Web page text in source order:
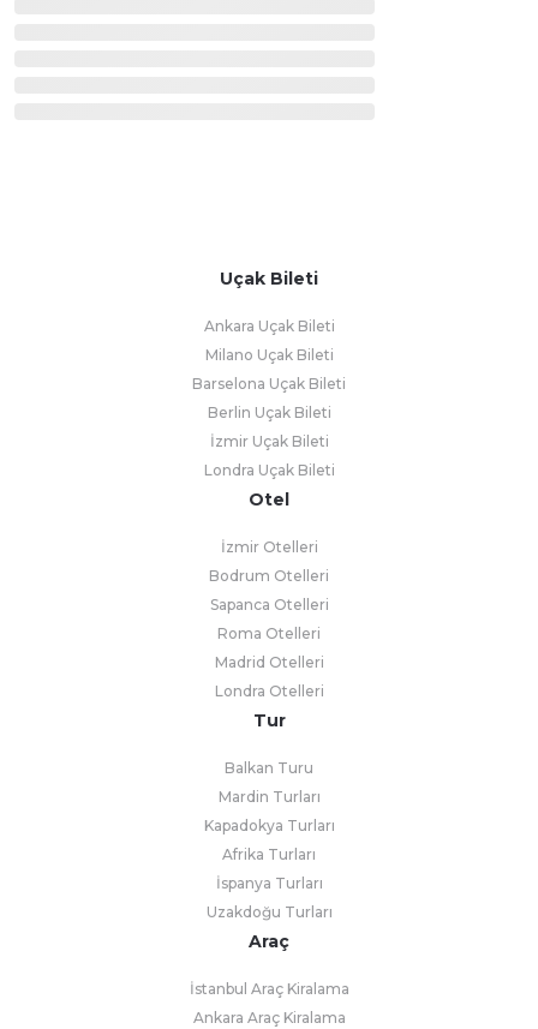
Uçak Bileti
Ankara Uçak Bileti
Milano Uçak Bileti
Barselona Uçak Bileti
Berlin Uçak Bileti
İzmir Uçak Bileti
Londra Uçak Bileti
Otel
İzmir Otelleri
Bodrum Otelleri
Sapanca Otelleri
Roma Otelleri
Madrid Otelleri
Londra Otelleri
Tur
Balkan Turu
Mardin Turları
Kapadokya Turları
Afrika Turları
İspanya Turları
Uzakdoğu Turları
Araç
İstanbul Araç Kiralama
Ankara Araç Kiralama